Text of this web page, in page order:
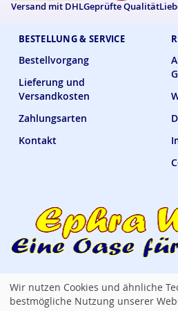
BESTELLUNG & SERVICE
Bestellvorgang
Lieferung und
Versandkosten
Zahlungsarten
Kontakt
Versand mit DHLGeprüfte Qualität
Ephra World Shop —verbindet
Wir nutzen Cookies und ähnliche
bestmögliche Nutzung unserer